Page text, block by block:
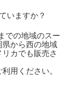
いますか？
での地域のスー
から西の地域
カでも販売さ
用ください。